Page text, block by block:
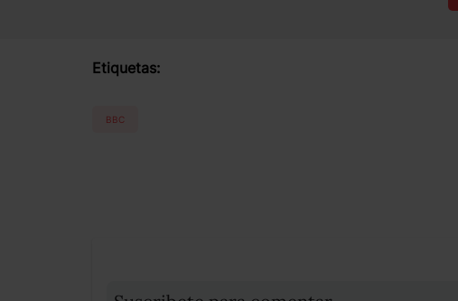
Etiquetas:
BBC